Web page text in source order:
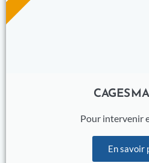
CAGES
Pour intervenir
En savoir